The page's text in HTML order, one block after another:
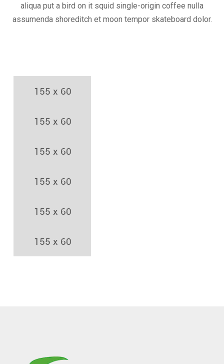
aliqua put a bird on it squid single-origin coffee nulla
assumenda shoreditch et moon tempor skateboard dolor.